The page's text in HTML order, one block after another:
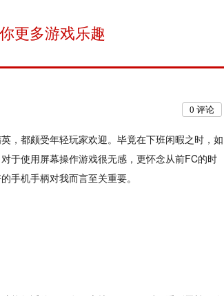
更多游戏乐趣
0 评论
，都颇受年轻玩家欢迎。毕竟在下班闲暇之时，如
于使用屏幕操作游戏很无感，更怀念从前FC的时
手机手柄对我而言至关重要。